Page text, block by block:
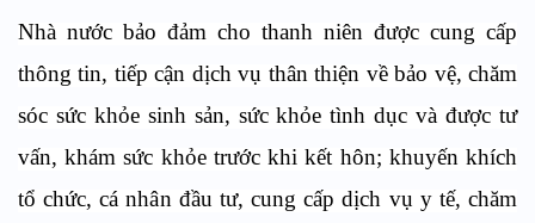
Nhà nước bảo đảm cho thanh niên được cung cấp
thông tin, tiếp cận dịch vụ thân thiện về bảo vệ, chăm
sóc sức khỏe sinh sản, sức khỏe tình dục và được tư
vấn, khám sức khỏe trước khi kết hôn; khuyến khích
tổ chức, cá nhân đầu tư, cung cấp dịch vụ y tế, chăm